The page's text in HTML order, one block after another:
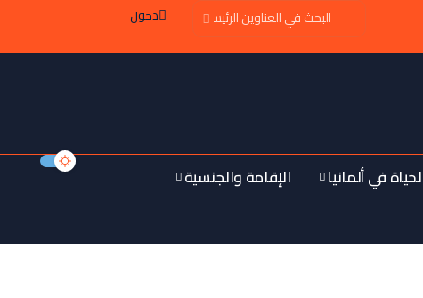
دخول
في ألمانيا
الإقامة والجنسية